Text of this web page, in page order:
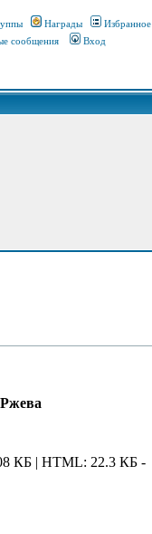
Награды Избранное
сообщения Вход
КБ | HTML: 22.3 КБ -